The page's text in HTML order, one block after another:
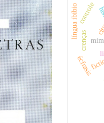
écfrasis
crenças
controle
língua ibíbio